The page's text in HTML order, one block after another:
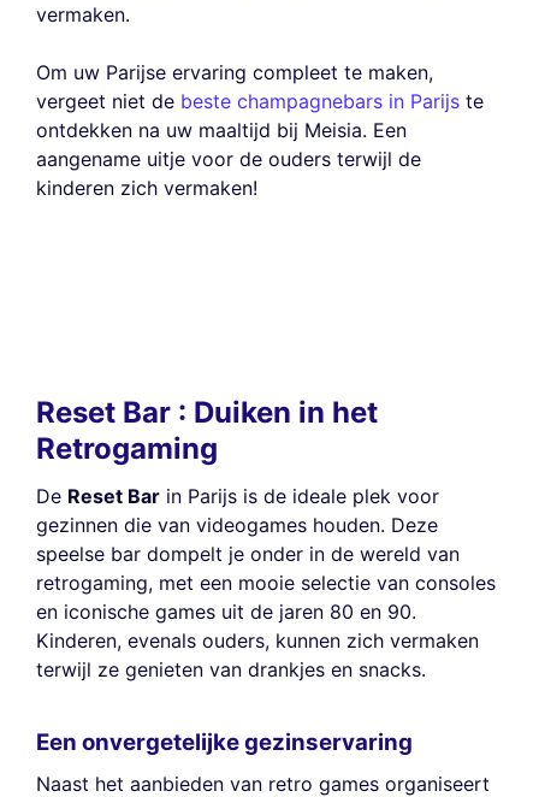
vermaken.
Om uw Parijse ervaring compleet te maken,
vergeet niet de beste champagnebars in Parijs te
ontdekken na uw maaltijd bij Meisia. Een
aangename uitje voor de ouders terwijl de
kinderen zich vermaken!
Reset Bar : Duiken in het
Retrogaming
De Reset Bar in Parijs is de ideale plek voor
gezinnen die van videogames houden. Deze
speelse bar dompelt je onder in de wereld van
retrogaming, met een mooie selectie van consoles
en iconische games uit de jaren 80 en 90.
Kinderen, evenals ouders, kunnen zich vermaken
terwijl ze genieten van drankjes en snacks.
Een onvergetelijke gezinservaring
Naast het aanbieden van retro games organiseert